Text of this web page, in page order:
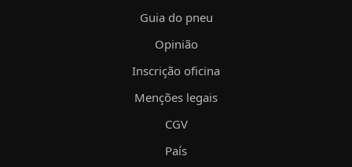
Guia do pneu
Opinião
Inscrição oficina
Menções legais
CGV
País